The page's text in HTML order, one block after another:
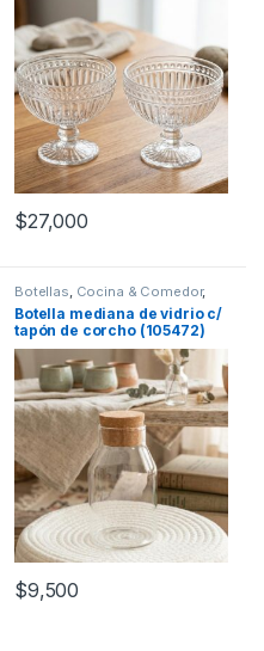
$27,000
Botellas, Cocina & Comedor,
Recipientes para bebidas y
líquidos
Botella mediana de vidrio c/
tapón de corcho (105472)
$9,500